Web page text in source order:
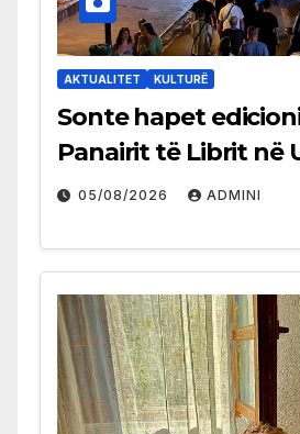
AKTUALITET KULTURË
Sonte hapet
Panairit të Librit në
05/08/2026 ADMINI